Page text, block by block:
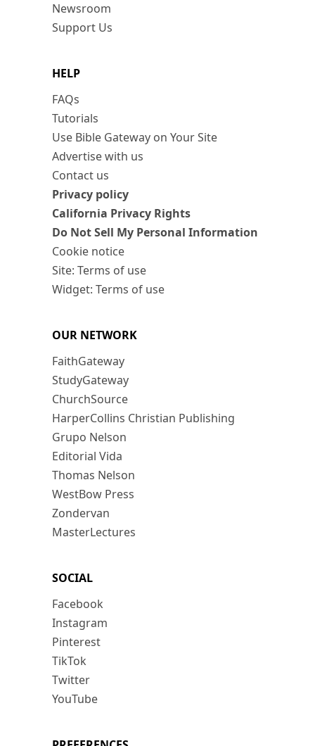
Newsroom
Support Us
HELP
FAQs
Tutorials
Use Bible Gateway on Your Site
Advertise with us
Contact us
Privacy policy
California Privacy Rights
Do Not Sell My Personal Information
Cookie notice
Site: Terms of use
Widget: Terms of use
OUR NETWORK
FaithGateway
StudyGateway
ChurchSource
HarperCollins Christian Publishing
Grupo Nelson
Editorial Vida
Thomas Nelson
WestBow Press
Zondervan
MasterLectures
SOCIAL
Facebook
Instagram
Pinterest
TikTok
Twitter
YouTube